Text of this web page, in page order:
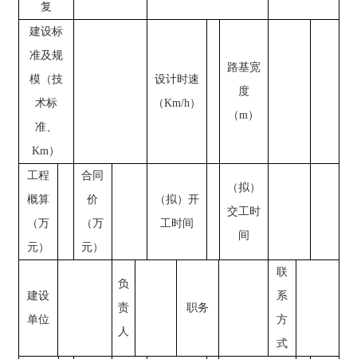
复
建设标
准及规
模（技
术标
准、
Km）
设计时速
（Km/h）
路基宽
度
（m）
工程
概算
（万
元）
合同
价
（万
元）
（拟）开
工时间
（拟）
交工时
间
建设
单位
负
责
人
职务
联
系
方
式